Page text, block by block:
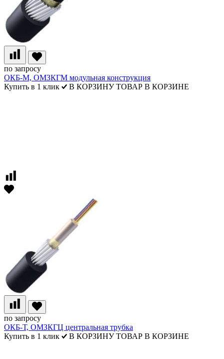
по запросу
ОКБ-М, ОМЗКГМ модульная конструкция
Купить в 1 клик
В КОРЗИНУ ТОВАР В КОРЗИНЕ
по запросу
ОКБ-Т, ОМЗКГЦ центральная трубка
Купить в 1 клик
В КОРЗИНУ ТОВАР В КОРЗИНЕ